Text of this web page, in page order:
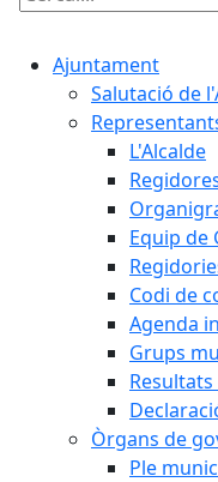
Cercar:
Ajuntament
Salutació de
L'Alcalde
Equip de
Codi de
Agenda
Grups
Òrgans de
Ple